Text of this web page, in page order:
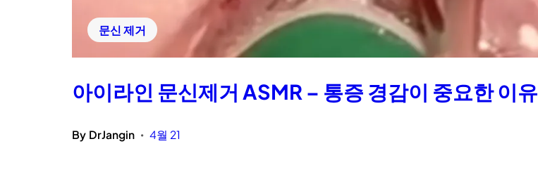
문신 제거
아이라인 문신제거 ASMR – 통증 경감이 중요한 이유
By DrJangin • 4월 21